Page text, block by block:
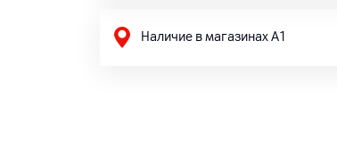
Наличие в магазинах А1